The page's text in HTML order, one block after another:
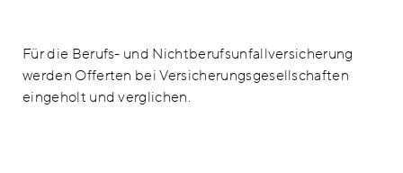
Für die Berufs- und Nichtberufsunfallversicherung
werden Offerten bei Versicherungsgesellschaften
eingeholt und verglichen.